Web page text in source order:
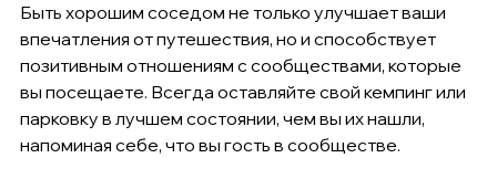
Быть хорошим соседом не только улучшает ваши
впечатления от путешествия, но и способствует
позитивным отношениям с сообществами, которые
вы посещаете. Всегда оставляйте свой кемпинг или
парковку в лучшем состоянии, чем вы их нашли,
напоминая себе, что вы гость в сообществе.